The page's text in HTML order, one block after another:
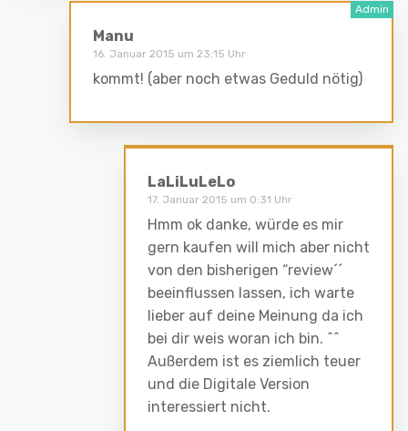
Manu
16. Januar 2015 um 23:15 Uhr
kommt! (aber noch etwas Geduld nötig)
LaLiLuLeLo
17. Januar 2015 um 0:31 Uhr
Hmm ok danke, würde es mir
gern kaufen will mich aber nicht
von den bisherigen “review´´
beeinflussen lassen, ich warte
lieber auf deine Meinung da ich
bei dir weis woran ich bin. ^^
Außerdem ist es ziemlich teuer
und die Digitale Version
interessiert nicht.